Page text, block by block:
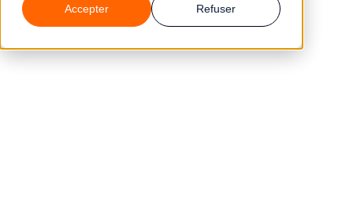
Accepter Refuser